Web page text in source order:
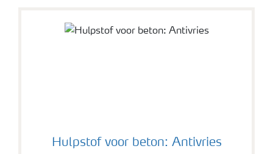
Hulpstof voor beton: Antivries